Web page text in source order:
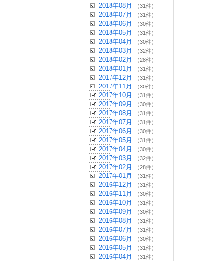
2018年08月 （31件）
2018年07月 （31件）
2018年06月 （30件）
2018年05月 （31件）
2018年04月 （30件）
2018年03月 （32件）
2018年02月 （28件）
2018年01月 （31件）
2017年12月 （31件）
2017年11月 （30件）
2017年10月 （31件）
2017年09月 （30件）
2017年08月 （31件）
2017年07月 （31件）
2017年06月 （30件）
2017年05月 （31件）
2017年04月 （30件）
2017年03月 （32件）
2017年02月 （28件）
2017年01月 （31件）
2016年12月 （31件）
2016年11月 （30件）
2016年10月 （31件）
2016年09月 （30件）
2016年08月 （31件）
2016年07月 （31件）
2016年06月 （30件）
2016年05月 （31件）
2016年04月 （31件）